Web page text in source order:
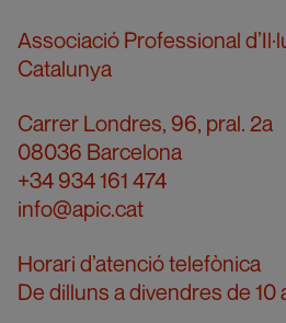
Associació Professional
Catalunya
Carrer Londres, 96, pral. 2a
08036 Barcelona
+34 934 161 474
info@apic.cat
Horari d’atenció telefònica
De dilluns a divendres de 10